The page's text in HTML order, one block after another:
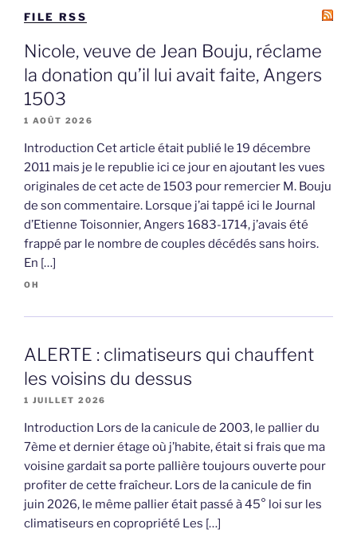
FILE RSS
Nicole, veuve de Jean Bouju, réclame
la donation qu’il lui avait faite, Angers
1503
1 AOÛT 2026
Introduction Cet article était publié le 19 décembre
2011 mais je le republie ici ce jour en ajoutant les vues
originales de cet acte de 1503 pour remercier M. Bouju
de son commentaire. Lorsque j’ai tappé ici le Journal
d’Etienne Toisonnier, Angers 1683-1714, j’avais été
frappé par le nombre de couples décédés sans hoirs.
En […]
OH
ALERTE : climatiseurs qui chauffent
les voisins du dessus
1 JUILLET 2026
Introduction Lors de la canicule de 2003, le pallier du
7ème et dernier étage où j’habite, était si frais que ma
voisine gardait sa porte pallière toujours ouverte pour
profiter de cette fraîcheur. Lors de la canicule de fin
juin 2026, le même pallier était passé à 45° loi sur les
climatiseurs en copropriété Les […]